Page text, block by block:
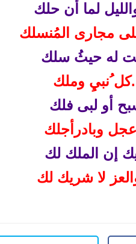
لما أن حلك
مجارى المُنسلك
له حيثُ سلك
نبيِ وملك
أو لبى فلك
وبادر أجلك
إن الملك لك
لا شريك لك